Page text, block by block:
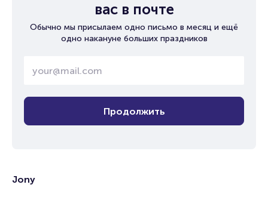
вас в почте
Обычно мы присылаем одно письмо в месяц и ещё
одно накануне больших праздников
Продолжить
Jony